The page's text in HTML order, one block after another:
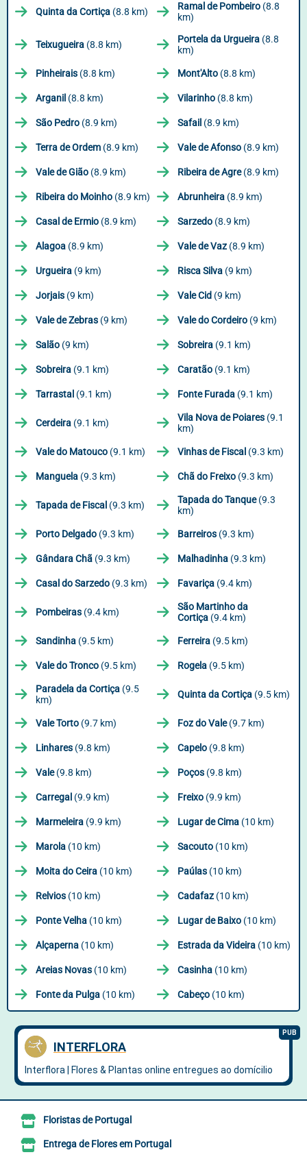
Quinta da Cortiça (8.8 km) Ramal de Pombeiro (8.8
km)
Teixugueira (8.8 km) Portela da Urgueira (8.8
km)
Pinheirais (8.8 km) Mont'Alto (8.8 km)
Arganil (8.8 km) Vilarinho (8.8 km)
São Pedro (8.9 km) Safail (8.9 km)
Terra de Ordem (8.9 km) Vale de Afonso (8.9 km)
Vale de Gião (8.9 km) Ribeira de Agre(8.9 km)
Ribeira do Moinho (8.9 km) Abrunheira (8.9 km)
Casal de Ermio (8.9 km) Sarzedo (8.9 km)
Alagoa (8.9 km) Vale de Vaz (8.9 km)
Urgueira (9 km) Risca Silva (9 km)
Jorjais (9 km) Vale Cid (9 km)
Vale de Zebras (9 km) Vale do Cordeiro (9 km)
Salão (9 km) Sobreira (9.1 km)
Sobreira (9.1 km) Caratão (9.1 km)
Tarrastal (9.1 km) Fonte Furada (9.1 km)
Cerdeira (9.1 km) Vila Nova de Poiares (9.1
km)
Vale do Matouco (9.1 km) Vinhas de Fiscal (9.3 km)
Manguela (9.3 km) Chã do Freixo (9.3 km)
Tapada de Fiscal (9.3 km) Tapada do Tanque(9.3
km)
Porto Delgado (9.3 km) Barreiros (9.3 km)
Gândara Chã (9.3 km) Malhadinha (9.3 km)
Casal do Sarzedo (9.3 km) Favariça (9.4 km)
Pombeiras (9.4 km)
São Martinho da
Cortiça (9.4 km)
Sandinha (9.5 km) Ferreira (9.5 km)
Vale do Tronco (9.5 km) Rogela (9.5 km)
Paradela da Cortiça (9.5
km)
Quinta da Cortiça (9.5 km)
Vale Torto (9.7 km) Foz do Vale(9.7 km)
Linhares (9.8 km) Capelo (9.8 km)
Vale(9.8 km) Poços (9.8 km)
Carregal (9.9 km) Freixo (9.9 km)
Marmeleira (9.9 km) Lugar de Cima (10 km)
Marola (10 km) Sacouto (10 km)
Moita do Ceira (10 km) Paúlas (10 km)
Relvios (10 km) Cadafaz (10 km)
Ponte Velha (10 km) Lugar de Baixo (10 km)
Alçaperna (10 km) Estrada da Videira (10 km)
Areias Novas (10 km) Casinha (10 km)
Fonte da Pulga (10 km) Cabeço (10 km)
Floristas de Portugal
Entrega de Flores em Portugal